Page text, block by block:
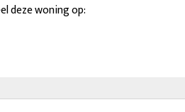
deze woning op: